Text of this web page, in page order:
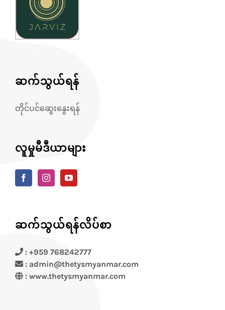
ဆက်သွယ်ရန်
တိုင်ပင်ဆွေးနွေးရန်
လူမှုမီဒီယာများ
ဆက်သွယ်ရန်လိပ်စာ
: +959 768242777
: admin@thetysmyanmar.com
: www.thetysmyanmar.com